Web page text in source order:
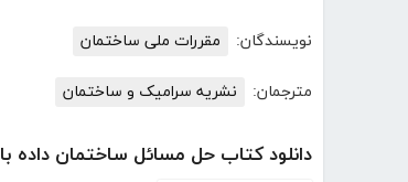
نویسندگان: مقررات ملی ساختمان
مترجمان: نشریه سرامیک و ساختمان
دانلود کتاب حل مسائل ساختمان داده با C++